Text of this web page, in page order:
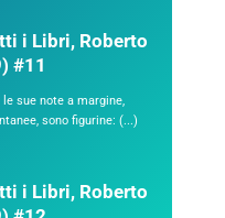
i Libri, Roberto
#11
le sue note a margine,
sono figurine: (...)
i Libri, Roberto